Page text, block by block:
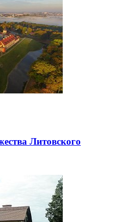
Литовского